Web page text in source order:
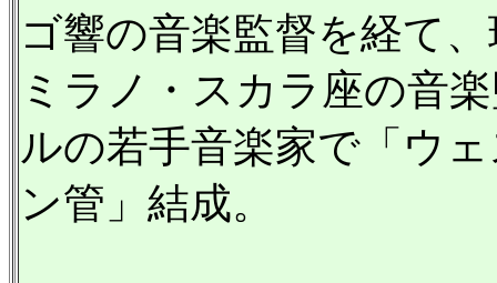
ゴ響の音楽監督を経て
ミラノ・スカラ座の音
ルの若手音楽家で「ウ
ン管」結成。